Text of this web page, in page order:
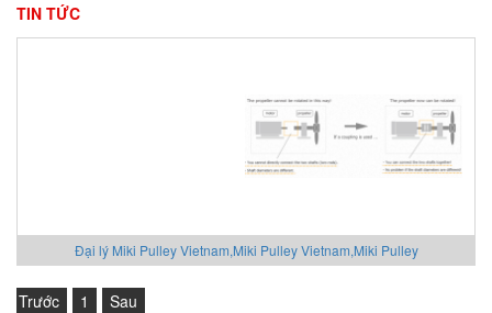
TIN TỨC
Đại lý Miki Pulley Vietnam,Miki Pulley Vietnam,Miki Pulley
Trước 1
Sau